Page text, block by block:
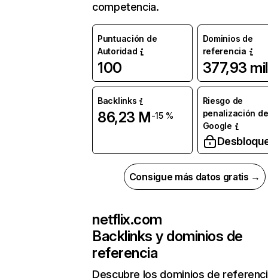
competencia.
Puntuación de
Autoridad
100
Dominios de
referencia
377,93 mil
Backlinks
86,23 M-15 %
Riesgo de
penalización de
Google
Consigue más datos gratis →
netflix.com
Backlinks y dominios de
referencia
Descubre los dominios de